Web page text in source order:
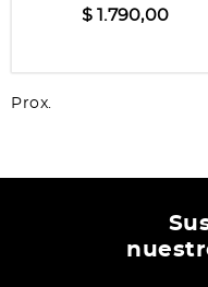
$ 1.790,00
Prox.